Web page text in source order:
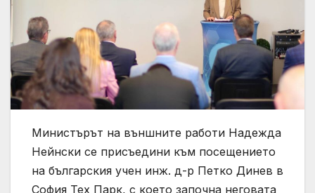
Министърът на външните работи Надежда
Нейнски се присъедини към посещението
на българския учен инж. д-р Петко Динев в
София Тех Парк, с което започна неговата